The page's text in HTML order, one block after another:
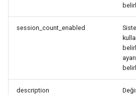
session_count_enabled
description